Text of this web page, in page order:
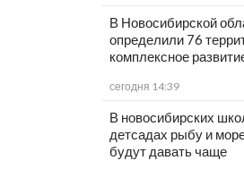
В Новосибирской
определили 76
комплексное
сегодня 14:39
В новосибирских
детсадах рыбу и
будут давать чаще